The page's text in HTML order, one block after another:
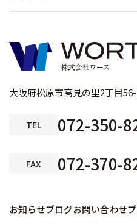
大阪府松原市高見の里2丁目
TEL 072-350-
FAX 072-370-
お知らせブログお問い合わせ